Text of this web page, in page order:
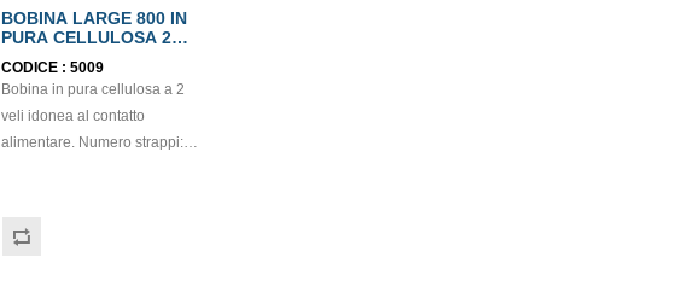
BOBINA LARGE 800 IN
PURA CELLULOSA 2
CODICE : 5009
Bobina in pura cellulosa a 2
veli idonea al contatto
alimentare. Numero strappi:
Grammatura: 19.5gr/mq.